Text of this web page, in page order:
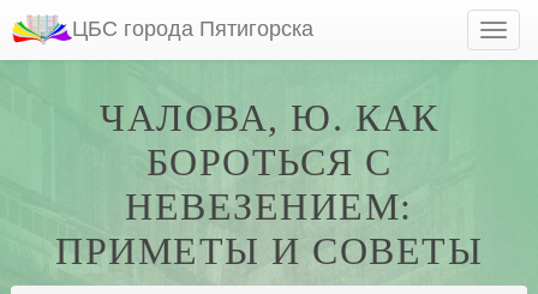
ЦБС города Пятигорска
ЧАЛОВА, Ю. КАК
БОРОТЬСЯ С
НЕВЕЗЕНИЕМ:
ПРИМЕТЫ И СОВЕТЫ